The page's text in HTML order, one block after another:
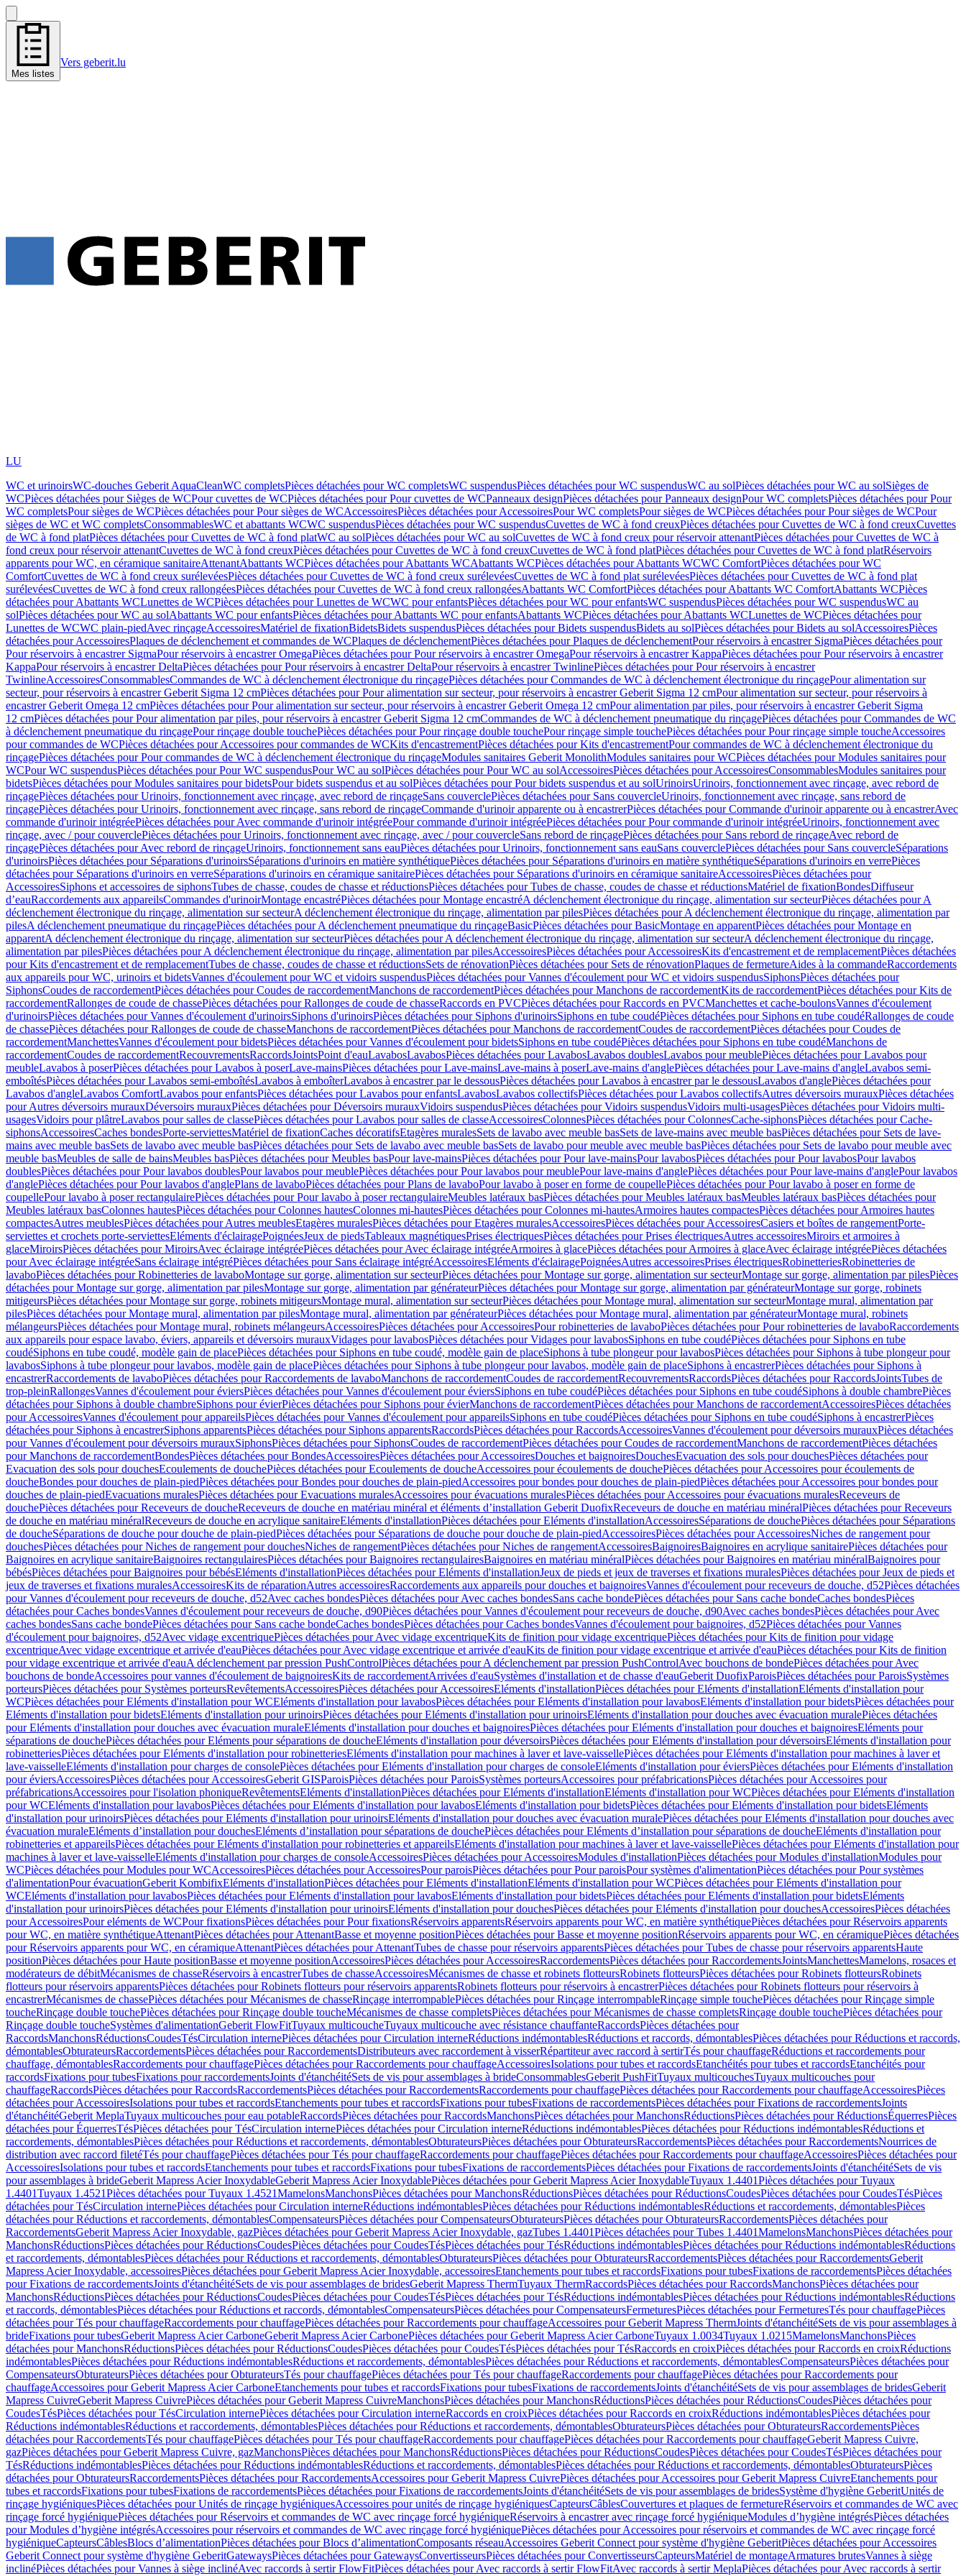
Mes listes
Vers geberit.lu
LU
WC et urinoirsWC-douches Geberit AquaCleanWC completsPièces détachées pour WC completsWC suspendusPièces détachées pour WC suspendusWC au solPièces détachées pour WC au solSièges de
WCPièces détachées pour Sièges de WCPour cuvettes de WCPièces détachées pour Pour cuvettes de WCPanneaux designPièces détachées pour Panneaux designPour WC completsPièces détachées pour Pour
WC completsPour sièges de WCPièces détachées pour Pour sièges de WCAccessoiresPièces détachées pour AccessoiresPour WC completsPour sièges de WCPièces détachées pour Pour sièges de WCPour
sièges de WC et WC completsConsommablesWC et abattants WCWC suspendusPièces détachées pour WC suspendusCuvettes de WC à fond creuxPièces détachées pour Cuvettes de WC à fond creuxCuvettes
de WC à fond platPièces détachées pour Cuvettes de WC à fond platWC au solPièces détachées pour WC au solCuvettes de WC à fond creux pour réservoir attenantPièces détachées pour Cuvettes de WC à
fond creux pour réservoir attenantCuvettes de WC à fond creuxPièces détachées pour Cuvettes de WC à fond creuxCuvettes de WC à fond platPièces détachées pour Cuvettes de WC à fond platRéservoirs
apparents pour WC, en céramique sanitaireAttenantAbattants WCPièces détachées pour Abattants WCAbattants WCPièces détachées pour Abattants WCWC ComfortPièces détachées pour WC
ComfortCuvettes de WC à fond creux surélevéesPièces détachées pour Cuvettes de WC à fond creux surélevéesCuvettes de WC à fond plat surélevéesPièces détachées pour Cuvettes de WC à fond plat
surélevéesCuvettes de WC à fond creux rallongéesPièces détachées pour Cuvettes de WC à fond creux rallongéesAbattants WC ComfortPièces détachées pour Abattants WC ComfortAbattants WCPièces
détachées pour Abattants WCLunettes de WCPièces détachées pour Lunettes de WCWC pour enfantsPièces détachées pour WC pour enfantsWC suspendusPièces détachées pour WC suspendusWC au
solPièces détachées pour WC au solAbattants WC pour enfantsPièces détachées pour Abattants WC pour enfantsAbattants WCPièces détachées pour Abattants WCLunettes de WCPièces détachées pour
Lunettes de WCWC plain-piedAvec rinçageAccessoiresMatériel de fixationBidetsBidets suspendusPièces détachées pour Bidets suspendusBidets au solPièces détachées pour Bidets au solAccessoiresPièces
détachées pour AccessoiresPlaques de déclenchement et commandes de WCPlaques de déclenchementPièces détachées pour Plaques de déclenchementPour réservoirs à encastrer SigmaPièces détachées pour
Pour réservoirs à encastrer SigmaPour réservoirs à encastrer OmegaPièces détachées pour Pour réservoirs à encastrer OmegaPour réservoirs à encastrer KappaPièces détachées pour Pour réservoirs à encastrer
KappaPour réservoirs à encastrer DeltaPièces détachées pour Pour réservoirs à encastrer DeltaPour réservoirs à encastrer TwinlinePièces détachées pour Pour réservoirs à encastrer
TwinlineAccessoiresConsommablesCommandes de WC à déclenchement électronique du rinçagePièces détachées pour Commandes de WC à déclenchement électronique du rinçagePour alimentation sur
secteur, pour réservoirs à encastrer Geberit Sigma 12 cmPièces détachées pour Pour alimentation sur secteur, pour réservoirs à encastrer Geberit Sigma 12 cmPour alimentation sur secteur, pour réservoirs à
encastrer Geberit Omega 12 cmPièces détachées pour Pour alimentation sur secteur, pour réservoirs à encastrer Geberit Omega 12 cmPour alimentation par piles, pour réservoirs à encastrer Geberit Sigma
12 cmPièces détachées pour Pour alimentation par piles, pour réservoirs à encastrer Geberit Sigma 12 cmCommandes de WC à déclenchement pneumatique du rinçagePièces détachées pour Commandes de WC
à déclenchement pneumatique du rinçagePour rinçage double touchePièces détachées pour Pour rinçage double touchePour rinçage simple touchePièces détachées pour Pour rinçage simple toucheAccessoires
pour commandes de WCPièces détachées pour Accessoires pour commandes de WCKits d'encastrementPièces détachées pour Kits d'encastrementPour commandes de WC à déclenchement électronique du
rinçagePièces détachées pour Pour commandes de WC à déclenchement électronique du rinçageModules sanitaires Geberit MonolithModules sanitaires pour WCPièces détachées pour Modules sanitaires pour
WCPour WC suspendusPièces détachées pour Pour WC suspendusPour WC au solPièces détachées pour Pour WC au solAccessoiresPièces détachées pour AccessoiresConsommablesModules sanitaires pour
bidetsPièces détachées pour Modules sanitaires pour bidetsPour bidets suspendus et au solPièces détachées pour Pour bidets suspendus et au solUrinoirsUrinoirs, fonctionnement avec rinçage, avec rebord de
rinçagePièces détachées pour Urinoirs, fonctionnement avec rinçage, avec rebord de rinçageSans couverclePièces détachées pour Sans couvercleUrinoirs, fonctionnement avec rinçage, sans rebord de
rinçagePièces détachées pour Urinoirs, fonctionnement avec rinçage, sans rebord de rinçageCommande d'urinoir apparente ou à encastrerPièces détachées pour Commande d'urinoir apparente ou à encastrerAvec
commande d'urinoir intégréePièces détachées pour Avec commande d'urinoir intégréePour commande d'urinoir intégréePièces détachées pour Pour commande d'urinoir intégréeUrinoirs, fonctionnement avec
rinçage, avec / pour couverclePièces détachées pour Urinoirs, fonctionnement avec rinçage, avec / pour couvercleSans rebord de rinçagePièces détachées pour Sans rebord de rinçageAvec rebord de
rinçagePièces détachées pour Avec rebord de rinçageUrinoirs, fonctionnement sans eauPièces détachées pour Urinoirs, fonctionnement sans eauSans couverclePièces détachées pour Sans couvercleSéparations
d'urinoirsPièces détachées pour Séparations d'urinoirsSéparations d'urinoirs en matière synthétiquePièces détachées pour Séparations d'urinoirs en matière synthétiqueSéparations d'urinoirs en verrePièces
détachées pour Séparations d'urinoirs en verreSéparations d'urinoirs en céramique sanitairePièces détachées pour Séparations d'urinoirs en céramique sanitaireAccessoiresPièces détachées pour
AccessoiresSiphons et accessoires de siphonsTubes de chasse, coudes de chasse et réductionsPièces détachées pour Tubes de chasse, coudes de chasse et réductionsMatériel de fixationBondesDiffuseur
d’eauRaccordements aux appareilsCommandes d'urinoirMontage encastréPièces détachées pour Montage encastréA déclenchement électronique du rinçage, alimentation sur secteurPièces détachées pour A
déclenchement électronique du rinçage, alimentation sur secteurA déclenchement électronique du rinçage, alimentation par pilesPièces détachées pour A déclenchement électronique du rinçage, alimentation par
pilesA déclenchement pneumatique du rinçagePièces détachées pour A déclenchement pneumatique du rinçageBasicPièces détachées pour BasicMontage en apparentPièces détachées pour Montage en
apparentA déclenchement électronique du rinçage, alimentation sur secteurPièces détachées pour A déclenchement électronique du rinçage, alimentation sur secteurA déclenchement électronique du rinçage,
alimentation par pilesPièces détachées pour A déclenchement électronique du rinçage, alimentation par pilesAccessoiresPièces détachées pour AccessoiresKits d'encastrement et de remplacementPièces détachées
pour Kits d'encastrement et de remplacementTubes de chasse, coudes de chasse et réductionsSets de rénovationPièces détachées pour Sets de rénovationPlaques de fermetureAides à la commandeRaccordements
aux appareils pour WC, urinoirs et bidetsVannes d'écoulement pour WC et vidoirs suspendusPièces détachées pour Vannes d'écoulement pour WC et vidoirs suspendusSiphonsPièces détachées pour
SiphonsCoudes de raccordementPièces détachées pour Coudes de raccordementManchons de raccordementPièces détachées pour Manchons de raccordementKits de raccordementPièces détachées pour Kits de
raccordementRallonges de coude de chassePièces détachées pour Rallonges de coude de chasseRaccords en PVCPièces détachées pour Raccords en PVCManchettes et cache-boulonsVannes d'écoulement
d'urinoirsPièces détachées pour Vannes d'écoulement d'urinoirsSiphons d'urinoirsPièces détachées pour Siphons d'urinoirsSiphons en tube coudéPièces détachées pour Siphons en tube coudéRallonges de coude
de chassePièces détachées pour Rallonges de coude de chasseManchons de raccordementPièces détachées pour Manchons de raccordementCoudes de raccordementPièces détachées pour Coudes de
raccordementManchettesVannes d'écoulement pour bidetsPièces détachées pour Vannes d'écoulement pour bidetsSiphons en tube coudéPièces détachées pour Siphons en tube coudéManchons de
raccordementCoudes de raccordementRecouvrementsRaccordsJointsPoint d'eauLavabosLavabosPièces détachées pour LavabosLavabos doublesLavabos pour meublePièces détachées pour Lavabos pour
meubleLavabos à poserPièces détachées pour Lavabos à poserLave-mainsPièces détachées pour Lave-mainsLave-mains à poserLave-mains d'anglePièces détachées pour Lave-mains d'angleLavabos semi-
emboîtésPièces détachées pour Lavabos semi-emboîtésLavabos à emboîterLavabos à encastrer par le dessousPièces détachées pour Lavabos à encastrer par le dessousLavabos d'anglePièces détachées pour
Lavabos d'angleLavabos ComfortLavabos pour enfantsPièces détachées pour Lavabos pour enfantsLavabosLavabos collectifsPièces détachées pour Lavabos collectifsAutres déversoirs murauxPièces détachées
pour Autres déversoirs murauxDéversoirs murauxPièces détachées pour Déversoirs murauxVidoirs suspendusPièces détachées pour Vidoirs suspendusVidoirs multi-usagesPièces détachées pour Vidoirs multi-
usagesVidoirs pour plâtreLavabos pour salles de classePièces détachées pour Lavabos pour salles de classeAccessoiresColonnesPièces détachées pour ColonnesCache-siphonsPièces détachées pour Cache-
siphonsAccessoiresCaches bondesPorte-serviettesMatériel de fixationCaches décoratifsEtagères muralesSets de lavabo avec meuble basSets de lave-mains avec meuble basPièces détachées pour Sets de lave-
mains avec meuble basSets de lavabo avec meuble basPièces détachées pour Sets de lavabo avec meuble basSets de lavabo pour meuble avec meuble basPièces détachées pour Sets de lavabo pour meuble avec
meuble basMeubles de salle de bainsMeubles basPièces détachées pour Meubles basPour lave-mainsPièces détachées pour Pour lave-mainsPour lavabosPièces détachées pour Pour lavabosPour lavabos
doublesPièces détachées pour Pour lavabos doublesPour lavabos pour meublePièces détachées pour Pour lavabos pour meublePour lave-mains d'anglePièces détachées pour Pour lave-mains d'anglePour lavabos
d'anglePièces détachées pour Pour lavabos d'anglePlans de lavaboPièces détachées pour Plans de lavaboPour lavabo à poser en forme de coupellePièces détachées pour Pour lavabo à poser en forme de
coupellePour lavabo à poser rectangulairePièces détachées pour Pour lavabo à poser rectangulaireMeubles latéraux basPièces détachées pour Meubles latéraux basMeubles latéraux basPièces détachées pour
Meubles latéraux basColonnes hautesPièces détachées pour Colonnes hautesColonnes mi-hautesPièces détachées pour Colonnes mi-hautesArmoires hautes compactesPièces détachées pour Armoires hautes
compactesAutres meublesPièces détachées pour Autres meublesEtagères muralesPièces détachées pour Etagères muralesAccessoiresPièces détachées pour AccessoiresCasiers et boîtes de rangementPorte-
serviettes et crochets porte-serviettesEléments d'éclairagePoignéesJeux de piedsTableaux magnétiquesPrises électriquesPièces détachées pour Prises électriquesAutres accessoiresMiroirs et armoires à
glaceMiroirsPièces détachées pour MiroirsAvec éclairage intégréePièces détachées pour Avec éclairage intégréeArmoires à glacePièces détachées pour Armoires à glaceAvec éclairage intégréePièces détachées
pour Avec éclairage intégréeSans éclairage intégréPièces détachées pour Sans éclairage intégréAccessoiresEléments d'éclairagePoignéesAutres accessoiresPrises électriquesRobinetteriesRobinetteries de
lavaboPièces détachées pour Robinetteries de lavaboMontage sur gorge, alimentation sur secteurPièces détachées pour Montage sur gorge, alimentation sur secteurMontage sur gorge, alimentation par pilesPièces
détachées pour Montage sur gorge, alimentation par pilesMontage sur gorge, alimentation par générateurPièces détachées pour Montage sur gorge, alimentation par générateurMontage sur gorge, robinets
mitigeursPièces détachées pour Montage sur gorge, robinets mitigeursMontage mural, alimentation sur secteurPièces détachées pour Montage mural, alimentation sur secteurMontage mural, alimentation par
pilesPièces détachées pour Montage mural, alimentation par pilesMontage mural, alimentation par générateurPièces détachées pour Montage mural, alimentation par générateurMontage mural, robinets
mélangeursPièces détachées pour Montage mural, robinets mélangeursAccessoiresPièces détachées pour AccessoiresPour robinetteries de lavaboPièces détachées pour Pour robinetteries de lavaboRaccordements
aux appareils pour espace lavabo, éviers, appareils et déversoirs murauxVidages pour lavabosPièces détachées pour Vidages pour lavabosSiphons en tube coudéPièces détachées pour Siphons en tube
coudéSiphons en tube coudé, modèle gain de placePièces détachées pour Siphons en tube coudé, modèle gain de placeSiphons à tube plongeur pour lavabosPièces détachées pour Siphons à tube plongeur pour
lavabosSiphons à tube plongeur pour lavabos, modèle gain de placePièces détachées pour Siphons à tube plongeur pour lavabos, modèle gain de placeSiphons à encastrerPièces détachées pour Siphons à
encastrerRaccordements de lavaboPièces détachées pour Raccordements de lavaboManchons de raccordementCoudes de raccordementRecouvrementsRaccordsPièces détachées pour RaccordsJointsTubes de
trop-pleinRallongesVannes d'écoulement pour éviersPièces détachées pour Vannes d'écoulement pour éviersSiphons en tube coudéPièces détachées pour Siphons en tube coudéSiphons à double chambrePièces
détachées pour Siphons à double chambreSiphons pour évierPièces détachées pour Siphons pour évierManchons de raccordementPièces détachées pour Manchons de raccordementAccessoiresPièces détachées
pour AccessoiresVannes d'écoulement pour appareilsPièces détachées pour Vannes d'écoulement pour appareilsSiphons en tube coudéPièces détachées pour Siphons en tube coudéSiphons à encastrerPièces
détachées pour Siphons à encastrerSiphons apparentsPièces détachées pour Siphons apparentsRaccordsPièces détachées pour RaccordsAccessoiresVannes d'écoulement pour déversoirs murauxPièces détachées
pour Vannes d'écoulement pour déversoirs murauxSiphonsPièces détachées pour SiphonsCoudes de raccordementPièces détachées pour Coudes de raccordementManchons de raccordementPièces détachées
pour Manchons de raccordementBondesPièces détachées pour BondesAccessoiresPièces détachées pour AccessoiresDouches et baignoiresDouchesEvacuation des sols pour douchesPièces détachées pour
Evacuation des sols pour douchesEcoulements de douchePièces détachées pour Ecoulements de doucheAccessoires pour écoulements de douchePièces détachées pour Accessoires pour écoulements de
doucheBondes pour douches de plain-piedPièces détachées pour Bondes pour douches de plain-piedAccessoires pour bondes pour douches de plain-piedPièces détachées pour Accessoires pour bondes pour
douches de plain-piedEvacuations muralesPièces détachées pour Evacuations muralesAccessoires pour évacuations muralesPièces détachées pour Accessoires pour évacuations muralesReceveurs de
douchePièces détachées pour Receveurs de doucheReceveurs de douche en matériau minéral et éléments d’installation Geberit DuofixReceveurs de douche en matériau minéralPièces détachées pour Receveurs
de douche en matériau minéralReceveurs de douche en acrylique sanitaireEléments d'installationPièces détachées pour Eléments d'installationAccessoiresSéparations de douchePièces détachées pour Séparations
de doucheSéparations de douche pour douche de plain-piedPièces détachées pour Séparations de douche pour douche de plain-piedAccessoiresPièces détachées pour AccessoiresNiches de rangement pour
douchesPièces détachées pour Niches de rangement pour douchesNiches de rangementPièces détachées pour Niches de rangementAccessoiresBaignoiresBaignoires en acrylique sanitairePièces détachées pour
Baignoires en acrylique sanitaireBaignoires rectangulairesPièces détachées pour Baignoires rectangulairesBaignoires en matériau minéralPièces détachées pour Baignoires en matériau minéralBaignoires pour
bébésPièces détachées pour Baignoires pour bébésEléments d'installationPièces détachées pour Eléments d'installationJeux de pieds et jeux de traverses et fixations muralesPièces détachées pour Jeux de pieds et
jeux de traverses et fixations muralesAccessoiresKits de réparationAutres accessoiresRaccordements aux appareils pour douches et baignoiresVannes d'écoulement pour receveurs de douche, d52Pièces détachées
pour Vannes d'écoulement pour receveurs de douche, d52Avec caches bondesPièces détachées pour Avec caches bondesSans cache bondePièces détachées pour Sans cache bondeCaches bondesPièces
détachées pour Caches bondesVannes d'écoulement pour receveurs de douche, d90Pièces détachées pour Vannes d'écoulement pour receveurs de douche, d90Avec caches bondesPièces détachées pour Avec
caches bondesSans cache bondePièces détachées pour Sans cache bondeCaches bondesPièces détachées pour Caches bondesVannes d'écoulement pour baignoires, d52Pièces détachées pour Vannes
d'écoulement pour baignoires, d52Avec vidage excentriquePièces détachées pour Avec vidage excentriqueKits de finition pour vidage excentriquePièces détachées pour Kits de finition pour vidage
excentriqueAvec vidage excentrique et arrivée d'eauPièces détachées pour Avec vidage excentrique et arrivée d'eauKits de finition pour vidage excentrique et arrivée d'eauPièces détachées pour Kits de finition
pour vidage excentrique et arrivée d'eauA déclenchement par pression PushControlPièces détachées pour A déclenchement par pression PushControlAvec bouchons de bondePièces détachées pour Avec
bouchons de bondeAccessoires pour vannes d'écoulement de baignoiresKits de raccordementArrivées d'eauSystèmes d'installation et de chasse d'eauGeberit DuofixParoisPièces détachées pour ParoisSystèmes
porteursPièces détachées pour Systèmes porteursRevêtementsAccessoiresPièces détachées pour AccessoiresEléments d'installationPièces détachées pour Eléments d'installationEléments d'installation pour
WCPièces détachées pour Eléments d'installation pour WCEléments d'installation pour lavabosPièces détachées pour Eléments d'installation pour lavabosEléments d'installation pour bidetsPièces détachées pour
Eléments d'installation pour bidetsEléments d'installation pour urinoirsPièces détachées pour Eléments d'installation pour urinoirsEléments d'installation pour douches avec évacuation muralePièces détachées
pour Eléments d'installation pour douches avec évacuation muraleEléments d'installation pour douches et baignoiresPièces détachées pour Eléments d'installation pour douches et baignoiresEléments pour
séparations de douchePièces détachées pour Eléments pour séparations de doucheEléments d'installation pour déversoirsPièces détachées pour Eléments d'installation pour déversoirsEléments d'installation pour
robinetteriesPièces détachées pour Eléments d'installation pour robinetteriesEléments d'installation pour machines à laver et lave-vaissellePièces détachées pour Eléments d'installation pour machines à laver et
lave-vaisselleEléments d'installation pour charges de consolePièces détachées pour Eléments d'installation pour charges de consoleEléments d'installation pour éviersPièces détachées pour Eléments d'installation
pour éviersAccessoiresPièces détachées pour AccessoiresGeberit GISParoisPièces détachées pour ParoisSystèmes porteursAccessoires pour préfabricationsPièces détachées pour Accessoires pour
préfabricationsAccessoires pour l'isolation phoniqueRevêtementsEléments d'installationPièces détachées pour Eléments d'installationEléments d'installation pour WCPièces détachées pour Eléments d'installation
pour WCEléments d'installation pour lavabosPièces détachées pour Eléments d'installation pour lavabosEléments d'installation pour bidetsPièces détachées pour Eléments d'installation pour bidetsEléments
d'installation pour urinoirsPièces détachées pour Eléments d'installation pour urinoirsEléments d'installation pour douches avec évacuation muralePièces détachées pour Eléments d'installation pour douches avec
évacuation muraleEléments d’installation pour douchesEléments d’installation pour séparations de douchePièces détachées pour Eléments d’installation pour séparations de doucheEléments d'installation pour
robinetteries et appareilsPièces détachées pour Eléments d'installation pour robinetteries et appareilsEléments d'installation pour machines à laver et lave-vaissellePièces détachées pour Eléments d'installation pour
machines à laver et lave-vaisselleEléments d'installation pour charges de consoleAccessoiresPièces détachées pour AccessoiresModules d'installationPièces détachées pour Modules d'installationModules pour
WCPièces détachées pour Modules pour WCAccessoiresPièces détachées pour AccessoiresPour paroisPièces détachées pour Pour paroisPour systèmes d'alimentationPièces détachées pour Pour systèmes
d'alimentationPour évacuationGeberit KombifixEléments d'installationPièces détachées pour Eléments d'installationEléments d'installation pour WCPièces détachées pour Eléments d'installation pour
WCEléments d'installation pour lavabosPièces détachées pour Eléments d'installation pour lavabosEléments d'installation pour bidetsPièces détachées pour Eléments d'installation pour bidetsEléments
d'installation pour urinoirsPièces détachées pour Eléments d'installation pour urinoirsEléments d'installation pour douchesPièces détachées pour Eléments d'installation pour douchesAccessoiresPièces détachées
pour AccessoiresPour eléments de WCPour fixationsPièces détachées pour Pour fixationsRéservoirs apparentsRéservoirs apparents pour WC, en matière synthétiquePièces détachées pour Réservoirs apparents
pour WC, en matière synthétiqueAttenantPièces détachées pour AttenantBasse et moyenne positionPièces détachées pour Basse et moyenne positionRéservoirs apparents pour WC, en céramiquePièces détachées
pour Réservoirs apparents pour WC, en céramiqueAttenantPièces détachées pour AttenantTubes de chasse pour réservoirs apparentsPièces détachées pour Tubes de chasse pour réservoirs apparentsHaute
positionPièces détachées pour Haute positionBasse et moyenne positionAccessoiresPièces détachées pour AccessoiresRaccordementsPièces détachées pour RaccordementsJointsManchettesMamelons, rosaces et
modérateurs de débitMécanismes de chasseRéservoirs à encastrerTubes de chasseAccessoiresMécanismes de chasse et robinets flotteursRobinets flotteursPièces détachées pour Robinets flotteursRobinets
flotteurs pour réservoirs apparentsPièces détachées pour Robinets flotteurs pour réservoirs apparentsRobinets flotteurs pour réservoirs à encastrerPièces détachées pour Robinets flotteurs pour réservoirs à
encastrerMécanismes de chassePièces détachées pour Mécanismes de chasseRinçage interrompablePièces détachées pour Rinçage interrompableRinçage simple touchePièces détachées pour Rinçage simple
toucheRinçage double touchePièces détachées pour Rinçage double toucheMécanismes de chasse completsPièces détachées pour Mécanismes de chasse completsRinçage double touchePièces détachées pour
Rinçage double toucheSystèmes d'alimentationGeberit FlowFitTuyaux multicoucheTuyaux multicouche avec résistance chauffanteRaccordsPièces détachées pour
RaccordsManchonsRéductionsCoudesTésCirculation internePièces détachées pour Circulation interneRéductions indémontablesRéductions et raccords, démontablesPièces détachées pour Réductions et raccords,
démontablesObturateursRaccordementsPièces détachées pour RaccordementsDistributeurs avec raccordement à visserRépartiteur avec raccord à sertirTés pour chauffageRéductions et raccordements pour
chauffage, démontablesRaccordements pour chauffagePièces détachées pour Raccordements pour chauffageAccessoiresIsolations pour tubes et raccordsEtanchéités pour tubes et raccordsEtanchéités pour
raccordsFixations pour tubesFixations pour raccordementsJoints d'étanchéitéSets de vis pour assemblages à brideConsommablesGeberit PushFitTuyaux multicouchesTuyaux multicouches pour
chauffageRaccordsPièces détachées pour RaccordsRaccordementsPièces détachées pour RaccordementsRaccordements pour chauffagePièces détachées pour Raccordements pour chauffageAccessoiresPièces
détachées pour AccessoiresIsolations pour tubes et raccordsEtanchements pour tubes et raccordsFixations pour tubesFixations de raccordementsPièces détachées pour Fixations de raccordementsJoints
d'étanchéitéGeberit MeplaTuyaux multicouches pour eau potableRaccordsPièces détachées pour RaccordsManchonsPièces détachées pour ManchonsRéductionsPièces détachées pour RéductionsÉquerresPièces
détachées pour ÉquerresTésPièces détachées pour TésCirculation internePièces détachées pour Circulation interneRéductions indémontablesPièces détachées pour Réductions indémontablesRéductions et
raccordements, démontablesPièces détachées pour Réductions et raccordements, démontablesObturateursPièces détachées pour ObturateursRaccordementsPièces détachées pour RaccordementsNourrices de
distribution avec raccord filetéTés pour chauffagePièces détachées pour Tés pour chauffageRaccordements pour chauffagePièces détachées pour Raccordements pour chauffageAccessoiresPièces détachées pour
AccessoiresIsolations pour tubes et raccordsEtanchements pour tubes et raccordsFixations pour tubesFixations de raccordementsPièces détachées pour Fixations de raccordementsJoints d'étanchéitéSets de vis
pour assemblages à brideGeberit Mapress Acier InoxydableGeberit Mapress Acier InoxydablePièces détachées pour Geberit Mapress Acier InoxydableTuyaux 1.4401Pièces détachées pour Tuyaux
1.4401Tuyaux 1.4521Pièces détachées pour Tuyaux 1.4521MamelonsManchonsPièces détachées pour ManchonsRéductionsPièces détachées pour RéductionsCoudesPièces détachées pour CoudesTésPièces
détachées pour TésCirculation internePièces détachées pour Circulation interneRéductions indémontablesPièces détachées pour Réductions indémontablesRéductions et raccordements, démontablesPièces
détachées pour Réductions et raccordements, démontablesCompensateursPièces détachées pour CompensateursObturateursPièces détachées pour ObturateursRaccordementsPièces détachées pour
RaccordementsGeberit Mapress Acier Inoxydable, gazPièces détachées pour Geberit Mapress Acier Inoxydable, gazTubes 1.4401Pièces détachées pour Tubes 1.4401MamelonsManchonsPièces détachées pour
ManchonsRéductionsPièces détachées pour RéductionsCoudesPièces détachées pour CoudesTésPièces détachées pour TésRéductions indémontablesPièces détachées pour Réductions indémontablesRéductions
et raccordements, démontablesPièces détachées pour Réductions et raccordements, démontablesObturateursPièces détachées pour ObturateursRaccordementsPièces détachées pour RaccordementsGeberit
Mapress Acier Inoxydable, accessoiresPièces détachées pour Geberit Mapress Acier Inoxydable, accessoiresEtanchements pour tubes et raccordsFixations pour tubesFixations de raccordementsPièces détachées
pour Fixations de raccordementsJoints d'étanchéitéSets de vis pour assemblages de bridesGeberit Mapress ThermTuyaux ThermRaccordsPièces détachées pour RaccordsManchonsPièces détachées pour
ManchonsRéductionsPièces détachées pour RéductionsCoudesPièces détachées pour CoudesTésPièces détachées pour TésRéductions indémontablesPièces détachées pour Réductions indémontablesRéductions
et raccords, démontablesPièces détachées pour Réductions et raccords, démontablesCompensateursPièces détachées pour CompensateursFermeturesPièces détachées pour FermeturesTés pour chauffagePièces
détachées pour Tés pour chauffageRaccordements pour chauffagePièces détachées pour Raccordements pour chauffageAccessoires pour Geberit Mapress ThermJoints d'étanchéitéSets de vis pour assemblages à
brideFixations pour tubesGeberit Mapress Acier CarboneGeberit Mapress Acier CarbonePièces détachées pour Geberit Mapress Acier CarboneTuyaux 1.0034Tuyaux 1.0215MamelonsManchonsPièces
détachées pour ManchonsRéductionsPièces détachées pour RéductionsCoudesPièces détachées pour CoudesTésPièces détachées pour TésRaccords en croixPièces détachées pour Raccords en croixRéductions
indémontablesPièces détachées pour Réductions indémontablesRéductions et raccordements, démontablesPièces détachées pour Réductions et raccordements, démontablesCompensateursPièces détachées pour
CompensateursObturateursPièces détachées pour ObturateursTés pour chauffagePièces détachées pour Tés pour chauffageRaccordements pour chauffagePièces détachées pour Raccordements pour
chauffageAccessoires pour Geberit Mapress Acier CarboneEtanchements pour tubes et raccordsFixations pour tubesFixations de raccordementsJoints d'étanchéitéSets de vis pour assemblages de bridesGeberit
Mapress CuivreGeberit Mapress CuivrePièces détachées pour Geberit Mapress CuivreManchonsPièces détachées pour ManchonsRéductionsPièces détachées pour RéductionsCoudesPièces détachées pour
CoudesTésPièces détachées pour TésCirculation internePièces détachées pour Circulation interneRaccords en croixPièces détachées pour Raccords en croixRéductions indémontablesPièces détachées pour
Réductions indémontablesRéductions et raccordements, démontablesPièces détachées pour Réductions et raccordements, démontablesObturateursPièces détachées pour ObturateursRaccordementsPièces
détachées pour RaccordementsTés pour chauffagePièces détachées pour Tés pour chauffageRaccordements pour chauffagePièces détachées pour Raccordements pour chauffageGeberit Mapress Cuivre,
gazPièces détachées pour Geberit Mapress Cuivre, gazManchonsPièces détachées pour ManchonsRéductionsPièces détachées pour RéductionsCoudesPièces détachées pour CoudesTésPièces détachées pour
TésRéductions indémontablesPièces détachées pour Réductions indémontablesRéductions et raccordements, démontablesPièces détachées pour Réductions et raccordements, démontablesObturateursPièces
détachées pour ObturateursRaccordementsPièces détachées pour RaccordementsAccessoires pour Geberit Mapress CuivrePièces détachées pour Accessoires pour Geberit Mapress CuivreEtanchements pour
tubes et raccordsFixations pour tubesFixations de raccordementsPièces détachées pour Fixations de raccordementsJoints d'étanchéitéSets de vis pour assemblages de bridesSystème d'hygiène GeberitUnités de
rinçage hygiéniquesPièces détachées pour Unités de rinçage hygiéniquesAccessoires pour unités de rinçage hygiéniquesCapteursCâblesCouvertures et plaques de fermetureRéservoirs et commandes de WC avec
rinçage forcé hygiéniquePièces détachées pour Réservoirs et commandes de WC avec rinçage forcé hygiéniqueRéservoirs à encastrer avec rinçage forcé hygiéniqueModules d’hygiène intégrésPièces détachées
pour Modules d’hygiène intégrésAccessoires pour réservoirs et commandes de WC avec rinçage forcé hygiéniquePièces détachées pour Accessoires pour réservoirs et commandes de WC avec rinçage forcé
hygiéniqueCapteursCâblesBlocs d’alimentationPièces détachées pour Blocs d’alimentationComposants réseauAccessoires Geberit Connect pour système d'hygiène GeberitPièces détachées pour Accessoires
Geberit Connect pour système d'hygiène GeberitGatewaysPièces détachées pour GatewaysConvertisseursPièces détachées pour ConvertisseursCapteursMatériel de montageArmatures brutesVannes à siège
inclinéPièces détachées pour Vannes à siège inclinéAvec raccords à sertir FlowFitPièces détachées pour Avec raccords à sertir FlowFitAvec raccords à sertir MeplaPièces détachées pour Avec raccords à sertir